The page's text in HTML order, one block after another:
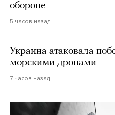
обороне
5 часов назад
Украина атаковала
морскими дронами
7 часов назад